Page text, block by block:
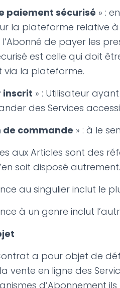
paiement sécurisé » :
la plateforme relative
de payer les
est celle qui doit
via la plateforme.
inscrit » : Utilisateur
des Services
commande » : à le
aux Articles sont des
soit disposé autrement.
au singulier inclut le
à un genre inclut
a pour objet de
vente en ligne des
d’Abonnement